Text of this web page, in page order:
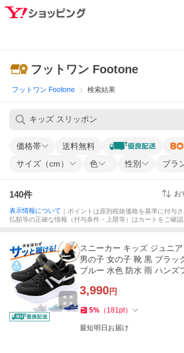
フットワン Footone
フットワン Footone 検索結果
価格帯 送料無料
サイズ（cm） 色 性別 ブラ
140件 お
表示情報について ｜ポイントは原則税抜価格を基準に付与
払額等の正確な情報（付与条件・上限等）はカートをご確
スニーカー キッズ ジュニ
男の子 女の子 靴 黒 ブラッ
ブルー 水色 防水 雨 ハンズ
3,990円
5% （ 181pt）
最短明日お届け